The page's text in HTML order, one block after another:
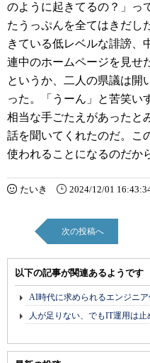
のように起きてるの？」っ
たうっぷんを全てはきだし
きている低レベルな誹謗、
連中のホームページを見せ
というか、二人の県議は開
った。「うーん」と苦笑い
相当な手ごたえがあったと
話を聞いてくれたのだ。こ
使われることになるのだか
たいき 2024/12/01
次の投稿へ
以下の記事が関連あるようです
AI時代に求められるエンジニア
人が足りない、でもIT運用は止